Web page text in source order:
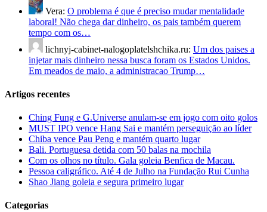
Vera: O problema é que é preciso mudar mentalidade
laboral! Não chega dar dinheiro, os pais também querem
tempo com os…
lichnyj-cabinet-nalogoplatelshchika.ru: Um dos paises a
injetar mais dinheiro nessa busca foram os Estados Unidos.
Em meados de maio, a administracao Trump…
Artigos recentes
Ching Fung e G.Universe anulam-se em jogo com oito golos
MUST IPO vence Hang Sai e mantém perseguição ao líder
Chiba vence Pau Peng e mantém quarto lugar
Bali. Portuguesa detida com 50 balas na mochila
Com os olhos no título. Gala goleia Benfica de Macau.
Pessoa caligráfico. Até 4 de Julho na Fundação Rui Cunha
Shao Jiang goleia e segura primeiro lugar
Categorias